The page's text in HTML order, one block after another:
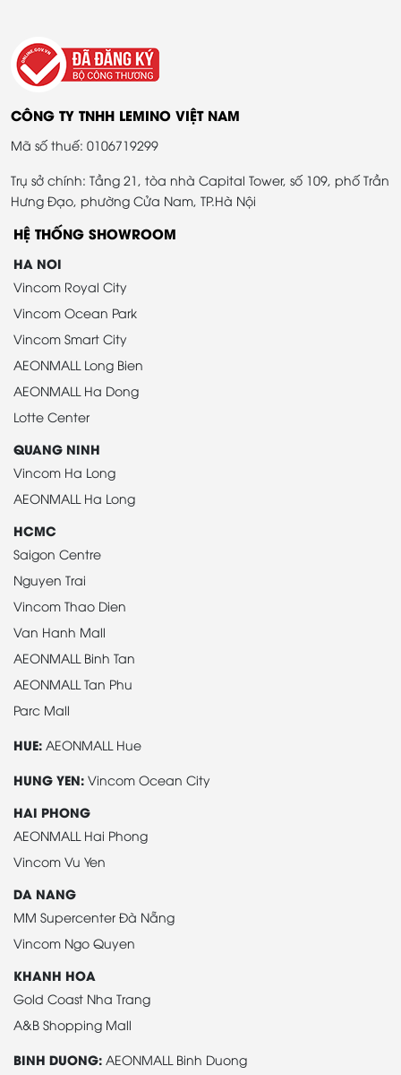
CÔNG TY TNHH LEMINO VIỆT NAM
Mã số thuế: 0106719299
Trụ sở chính: Tầng 21, tòa nhà Capital Tower, số 109, phố Trần
Hưng Đạo, phường Cửa Nam, TP.Hà Nội
HỆ THỐNG SHOWROOM
HA NOI
Vincom Royal City
Vincom Ocean Park
Vincom Smart City
AEONMALL Long Bien
AEONMALL Ha Dong
Lotte Center
QUANG NINH
Vincom Ha Long
AEONMALL Ha Long
HCMC
Saigon Centre
Nguyen Trai
Vincom Thao Dien
Van Hanh Mall
AEONMALL Binh Tan
AEONMALL Tan Phu
Parc Mall
HUE: AEONMALL Hue
HUNG YEN: Vincom Ocean City
HAI PHONG
AEONMALL Hai Phong
Vincom Vu Yen
DA NANG
MM Supercenter Đà Nẵng
Vincom Ngo Quyen
KHANH HOA
Gold Coast Nha Trang
A&B Shopping Mall
BINH DUONG: AEONMALL Binh Duong